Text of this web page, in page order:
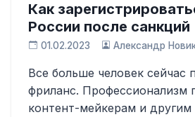
Как
России после санкций
01.02.2023 Александр
Все больше человек сейчас
фриланс. Профессионализм
контент-мейкерам и другим